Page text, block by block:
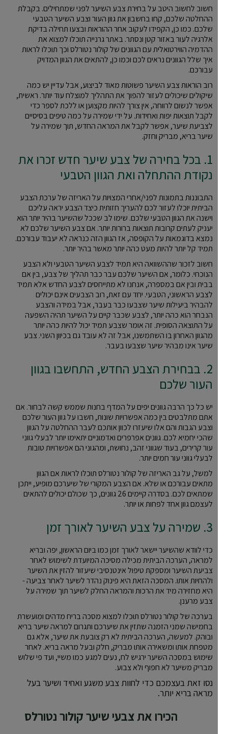
חשוב לחשוב היטב על בחירת צבע השיער לפני שמתחילים. בקבלת
ההחלטה שלכם, קחו בחשבון את גוון העור וצבע השיער הטבעי
שלכם. כמו כן, הקפידו לעקוב אחר ההוראות ובצעו תחילה בדיקת
אלרגיה לעור באזור קטן ונסתר. באתר גרנייה תוכלו למצוא את
ההדמיה הווירטואלית עם הגוונים של קולור נטורלס וכך תוכלו לראות
איך שלל הגוונים נראים לכם וכמו כן, להתאים את הגוון המדויק
עבורכם.
רוב הוראות צבע השיער פשוטות מאוד לביצוע, אבל עדיין יש כמה
שיקולים שיכולים לעזור להפוך את התהליך למוצלח עוד יותר. ראשית,
אפשר לנשום לרווחה, אין צורך להיות מקצוען או ללכת לספר כדי
לקבל תוצאות יפות ואחידות. על ידי שמירה על כמה טיפים בסיסיים
לצביעת שיער, אפשר לקבל את המראה החדש, תוך שמירה על
שיער בריא, מבריק וחזק.
1. בכל בחירה של צבע שיער חדש זכרו את
נקודת ההתחלה ואת הגוון הטבעי
התבוננות בתמונות לפני/אחרי המצויות על האריזה של ערכת הצבע
הביתית יוכלו לעזור לכם להעריך חזותית כיצד הצבע יראה עליכם
וישנה את הגוון הטבעי שלכם. שימו לב שככל שהשיער בהיר יותר הוא
יעניק לעתים קרובות תוצאות ברורות יותר. אם צבע השיער שלכם לא
נמצא בדוגמאות על הקופסה, אז הגוון הזה כנראה לא יעבוד עבורכם.
תמיד קל יותר להיות מעט כהה יותר מאשר בהיר יותר.
חשוב לזכור שההשוואה היא תמיד לצבע השיער הטבעי ולא הצבע
הנוכחי. כלומר, אם השיער שלכם עבר כבר תהליך של צבע, בין אם
בבית ובין אם במספרה, אנחנו לא מתייחסים לצבע החדש אלא תמיד
לצבע הראשוני, הטבעי. יחד עם זאת, רוב הצבעים אינם יכולים
להבהיר ביעילות שיער שצבעו כבר בעבר, אבל במידה והצבע
הנבחר הוא כהה יותר, לצבע שכבר קיים על השיער תהיה השפעה
על התוצאה הסופית. זה אומר שצבע תמיד יכול להיות כהה יותר
מהגוון האחרון בו השתמשנו, אבל זה לא עובד גם בכיוון השני. צבע
שיער אינו מבהיר שיער שצבעו בעבר.
2. בבחירת הצבע החדש, התחשבו בגוון
העור שלכם
יש כל כך הרבה גוונים יפים על המדף בחנות שממש קשה לבחור. אם
אתם מתלבטים בין כמה אפשרויות שונות, חשבו על גוון העור שלכם
וצבע הגבות והם אלו שיעזרו לכוון אותכם לעבר ההחלטה על הגוון
שהכי יחמיא לכם. גוונים אפרפרים ואדמוניים יתאימו יותר לבעלי גווני
עור קרירים, בעוד שגווני זהב, נחושת, ומהגוני הם אפשרויות טובות
לבעלי גווני עור חמים יותר.
למשל, על גב האריזה של קולור נטורלס תוכלו לראות אם הגוון
מתאים עבורכם או שלא. אם הצבע המקורי של שיערכם מופיע, ייתכן
שמתאים לכם. בסדרה קיימים 26 גוונים, כך שכולם יכולים להתאים
לעצמם גוון אחד לפחות או יותר.
כדי לוודא שהשיער יישאר לאורך זמן כמו ביום הראשון, יפה ובריא
למראה, הערכה הביתית מכילה מסיכה המיועדת לשימוש לאחר
צביעת השיער ומספקת טיפול אינטנסיבי שיעזור להזין את השיער
ולהחיות אותו. המסכה הזאת היא פינוק נהדר לשיער לאחר צביעה -
היא מחזירה מיד את הרכות והמראה החלק לשיער תוך שמירה על
צבע מרענן.
בערכה של קולור נטורלס תוכלו למצוא מסכה בריח מדהים ומועשרת
בחמישה שמני הזמנה שתזין את שיערכם ותגרום למראה שיער בריא
ובוהק. למעשה, הערכה הביתית לא רק צובעת את שיער, אלא גם
מטפחת אותו ומשאירה אותו מבריק, חלק ובעל מראה בריא. לאחר
שימוש במסכה השיער ירגיש לח, נעים למגע כמו משיי, ועד פי שלוש
מבריק משיער לא חפוף ולא צבוע.
נסו זאת בעצמכם כדי לחוות צבע משגע ואחיד ושיער בעל
מראה בריא יותר.
הכירו את צבעי שיער קולור נטורלס